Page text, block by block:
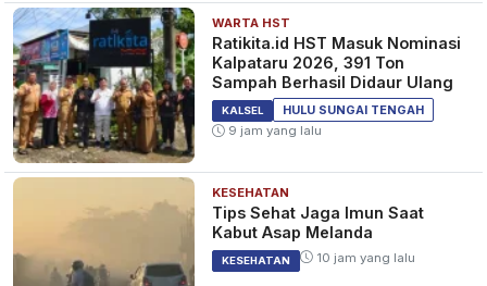
WARTA HST
Ratikita.id HST Masuk Nominasi
Kalpataru 2026, 391 Ton
Sampah Berhasil Didaur Ulang
KALSEL
HULU SUNGAI TENGAH
9 jam yang lalu
KESEHATAN
Tips Sehat Jaga Imun Saat
Kabut Asap Melanda
KESEHATAN 10 jam yang lalu